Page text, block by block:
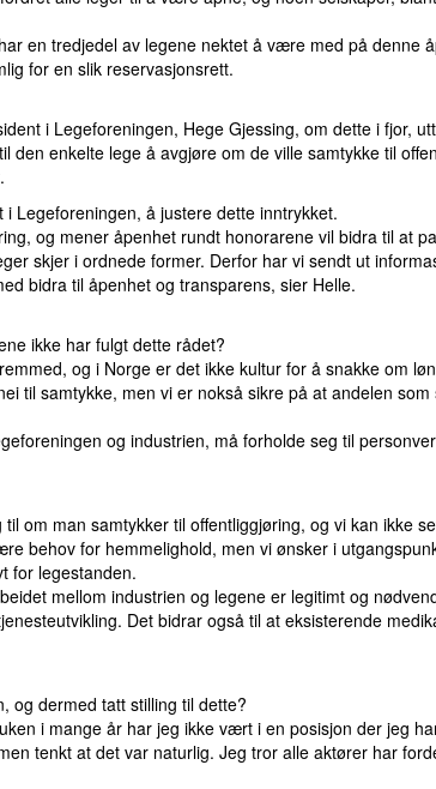
en tredjedel av legene nektet å være med på denne
for en slik reservasjonsrett.
i Legeforeningen, Hege Gjessing, om dette i fjor,
den enkelte lege å avgjøre om de ville samtykke til
Legeforeningen, å justere dette inntrykket.
og mener åpenhet rundt honorarene vil bidra til at
skjer i ordnede former. Derfor har vi sendt ut
bidra til åpenhet og transparens, sier Helle.
ikke har fulgt dette rådet?
og i Norge er det ikke kultur for å snakke om
til samtykke, men vi er nokså sikre på at andelen
og industrien, må forholde seg til
om man samtykker til offentliggjøring, og vi kan ikke
behov for hemmelighold, men vi ønsker i
for legestanden.
mellom industrien og legene er legitimt og
Det bidrar også til at eksisterende
og dermed tatt stilling til dette?
i mange år har jeg ikke vært i en posisjon der jeg
tenkt at det var naturlig. Jeg tror alle aktører har